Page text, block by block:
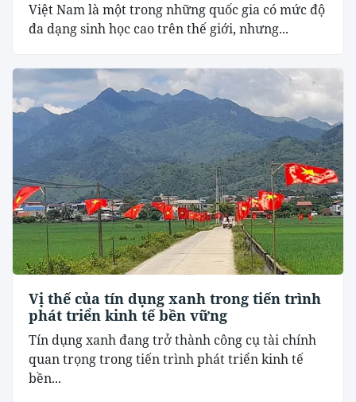
Việt Nam là một trong những quốc gia có mức độ
đa dạng sinh học cao trên thế giới, nhưng...
Vị thế của tín dụng xanh trong tiến trình
phát triển kinh tế bền vững
Tín dụng xanh đang trở thành công cụ tài chính
quan trọng trong tiến trình phát triển kinh tế
bền...